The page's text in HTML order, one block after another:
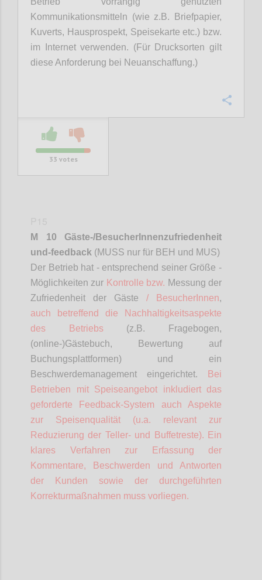
Kommunikationsmitteln (wie z.B. Briefpapier,
Kuverts, Hausprospekt, Speisekarte etc.) bzw.
im Internet verwenden. (Für Drucksorten gilt
diese Anforderung bei Neuanschaffung.)
33 votes
M 10 Gäste-/BesucherInnenzufriedenheit
und-feedback (MUSS nur für BEH und MUS)
Der Betrieb hat - entsprechend seiner Größe -
Möglichkeiten zur Kontrolle bzw. Messung der
Zufriedenheit der Gäste / BesucherInnen,
auch betreffend die Nachhaltigkeitsaspekte
des Betriebs(z.B. Fragebogen,
(online-)Gästebuch, Bewertung auf
Buchungsplattformen) und ein
Beschwerdemanagement eingerichtet.
Bei
Betrieben mit Speiseangebot inkludiert das
geforderte Feedback-System auch Aspekte
zur Speisenqualität (u.a. relevant zur
Reduzierung der Teller- und Buffetreste). Ein
klares Verfahren zur Erfassung der
Kommentare, Beschwerden und Antworten
der Kunden sowie der durchgeführten
Korrekturmaßnahmen muss vorliegen.